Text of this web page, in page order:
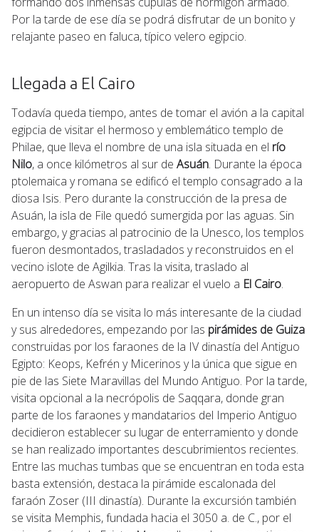
Por la tarde de ese día se podrá disfrutar de un bonito y
relajante paseo en faluca, típico velero egipcio.
Llegada a El Cairo
Todavía queda tiempo, antes de tomar el avión a la capital
egipcia de visitar el hermoso y emblemático templo de
Philae, que lleva el nombre de una isla situada en el río
Nilo, a once kilómetros al sur de Asuán. Durante la época
ptolemaica y romana se edificó el templo consagrado a la
diosa Isis. Pero durante la construcción de la presa de
Asuán, la isla de File quedó sumergida por las aguas. Sin
embargo, y gracias al patrocinio de la Unesco, los templos
fueron desmontados, trasladados y reconstruidos en el
vecino islote de Agilkia. Tras la visita, traslado al
aeropuerto de Aswan para realizar el vuelo a El Cairo.
En un intenso día se visita lo más interesante de la ciudad
y sus alrededores, empezando por las pirámides de Guiza
construidas por los faraones de la IV dinastía del Antiguo
Egipto: Keops, Kefrén y Micerinos y la única que sigue en
pie de las Siete Maravillas del Mundo Antiguo. Por la tarde,
visita opcional a la necrópolis de Saqqara, donde gran
parte de los faraones y mandatarios del Imperio Antiguo
decidieron establecer su lugar de enterramiento y donde
se han realizado importantes descubrimientos recientes.
Entre las muchas tumbas que se encuentran en toda esta
basta extensión, destaca la pirámide escalonada del
faraón Zoser (III dinastía). Durante la excursión también
se visita Memphis, fundada hacia el 3050 a. de C., por el